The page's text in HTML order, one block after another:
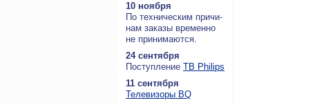
10 ноября
По тех­ни­че­ским при­чи­
нам за­ка­зы вре­мен­но
не при­ни­ма­ют­ся.
24 сентября
По­ступ­ле­ние ТВ Philips
11 сентября
Теле­ви­зо­ры BQ